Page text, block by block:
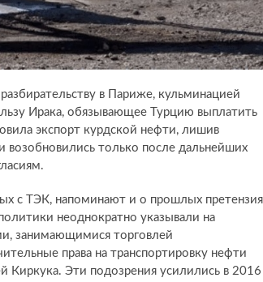
в Париже, кульминацией
Ирака, обязывающее Турцию выплатить
экспорт курдской нефти, лишив
только после дальнейших
с TЭК, напоминают и о прошлых
неоднократно указывали на
занимающимися торговлей
права на транспортировку нефти
Эти подозрения усилились в 2016